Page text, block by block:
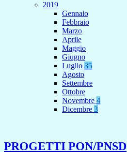
2019
Gennaio
Febbraio
Marzo
Aprile
Maggio
Giugno
Luglio 35
Agosto
Settembre
Ottobre
Novembre 4
Dicembre 3
PROGETTI PON/PNSD